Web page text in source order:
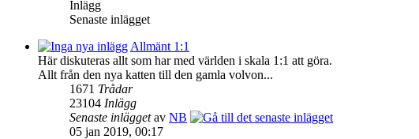
Inlägg
Senaste inlägget
Allmänt 1:1
Här diskuteras allt som har med världen i skala 1:1 att göra.
Allt från den nya katten till den gamla volvon...
1671 Trådar
23104 Inlägg
Senaste inläggetav NB
05 jan 2019, 00:17